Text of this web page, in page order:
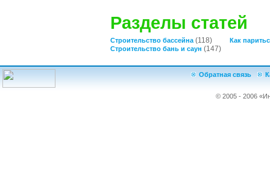
Разделы статей
Строительство бассейна(118)
Как
Строительство бань и саун (147)
Обратная связь
© 2005 - 2006